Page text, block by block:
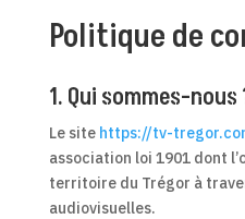
Politique de
1. Qui sommes-nous
Le site https://tv-
association loi 1901 dont
territoire du Trégor à
audiovisuelles.